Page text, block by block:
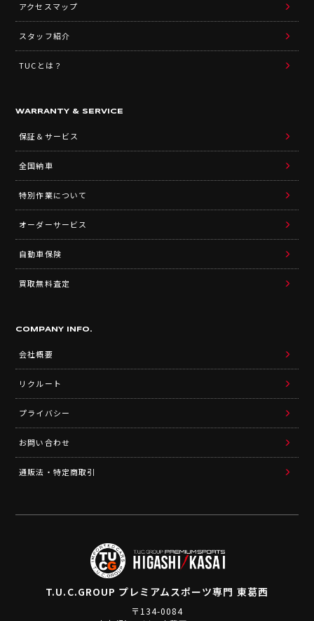
アクセスマップ
スタッフ紹介
TUCとは？
WARRANTY & SERVICE
保証＆サービス
全国納車
特別作業について
オーダーサービス
自動車保険
買取無料査定
COMPANY INFO.
会社概要
リクルート
プライバシー
お問い合わせ
通販法・特定商取引
T.U.C.GROUP プレミアムスポーツ専門 東葛西
〒134-0084